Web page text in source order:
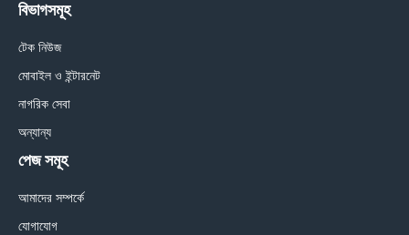
বিভাগসমূহ
টেক নিউজ
মোবাইল ও ইন্টারনেট
নাগরিক সেবা
অন্যান্য
পেজ সমূহ
আমাদের সম্পর্কে
যোগাযোগ